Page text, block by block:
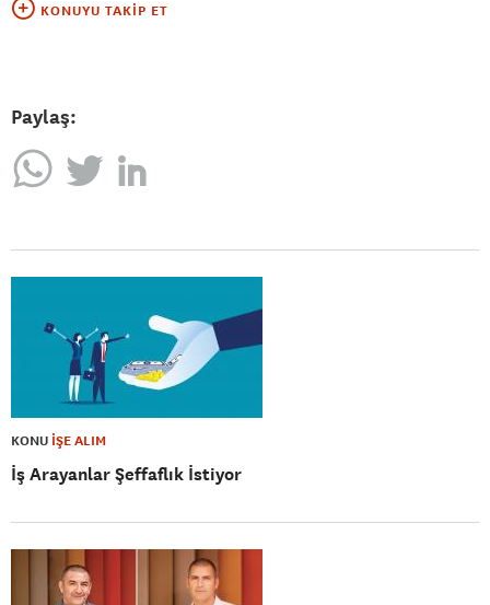
KONUYU TAKIP ET
Paylaş:
KONU İŞE ALIM
İş Arayanlar Şeffaflık İstiyor